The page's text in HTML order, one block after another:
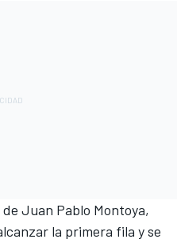
Juan Pablo Montoya,
la primera fila y se